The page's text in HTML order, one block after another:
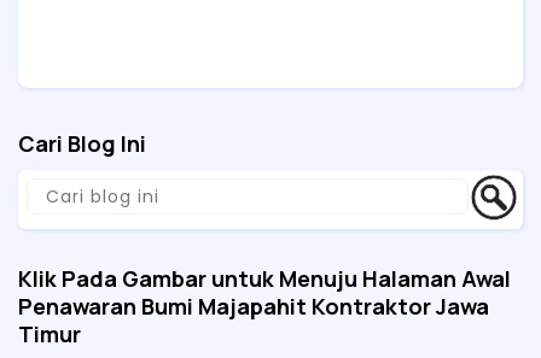
Cari Blog Ini
Klik Pada Gambar untuk Menuju Halaman Awal
Penawaran Bumi Majapahit Kontraktor Jawa
Timur